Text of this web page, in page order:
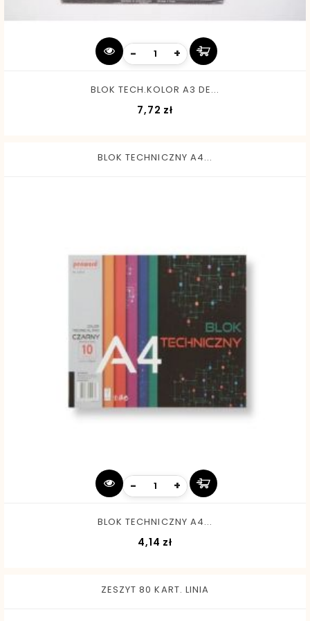
- +
BLOK TECH.KOLOR A3 DE...
7,72 zł
BLOK TECHNICZNY A4...
- +
BLOK TECHNICZNY A4...
4,14 zł
ZESZYT 80 KART. LINIA